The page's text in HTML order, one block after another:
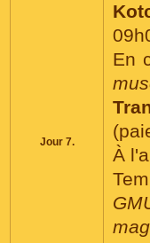
Jour 7.
En
À